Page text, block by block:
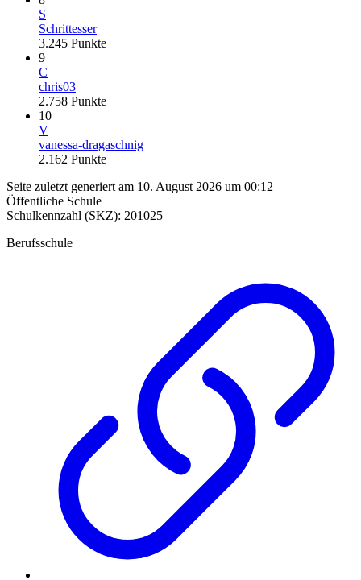
S
Schrittesser
3.245 Punkte
9
C
chris03
2.758 Punkte
10
V
vanessa-dragaschnig
2.162 Punkte
Seite zuletzt generiert am 10. August 2026 um 00:12
Öffentliche Schule
Schulkennzahl (SKZ): 201025
Berufsschule